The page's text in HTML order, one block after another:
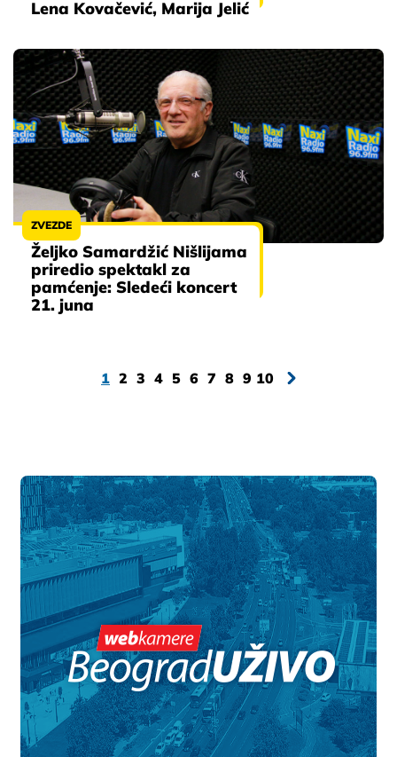
Lena Kovačević, Marija Jelić
ZVEZDE
Željko Samardžić Nišlijama
priredio spektakl za
pamćenje: Sledeći koncert
21. juna
1 2 3 4 5 6 7 8 9 10